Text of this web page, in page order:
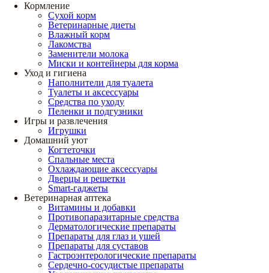
Кормление
Сухой корм
Ветеринарные диеты
Влажный корм
Лакомства
Заменители молока
Миски и контейнеры для корма
Уход и гигиена
Наполнители для туалета
Туалеты и аксессуары
Средства по уходу
Пеленки и подгузники
Игры и развлечения
Игрушки
Домашний уют
Когтеточки
Спальные места
Охлаждающие аксессуары
Дверцы и решетки
Smart-гаджеты
Ветеринарная аптека
Витамины и добавки
Противопаразитарные средства
Дерматологические препараты
Препараты для глаз и ушей
Препараты для суставов
Гастроэнтерологические препараты
Сердечно-сосудистые препараты